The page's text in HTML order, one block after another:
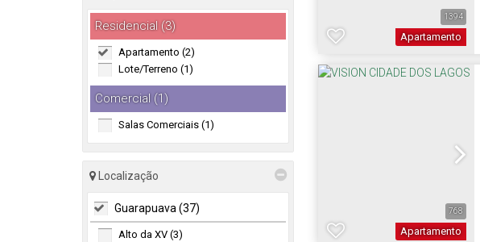
Residencial (3)
Apartamento (2)
Lote/Terreno (1)
Comercial (1)
Salas Comerciais (1)
Localização
Guarapuava (37)
Alto da XV (3)
1394
Apartamento
768
Apartamento